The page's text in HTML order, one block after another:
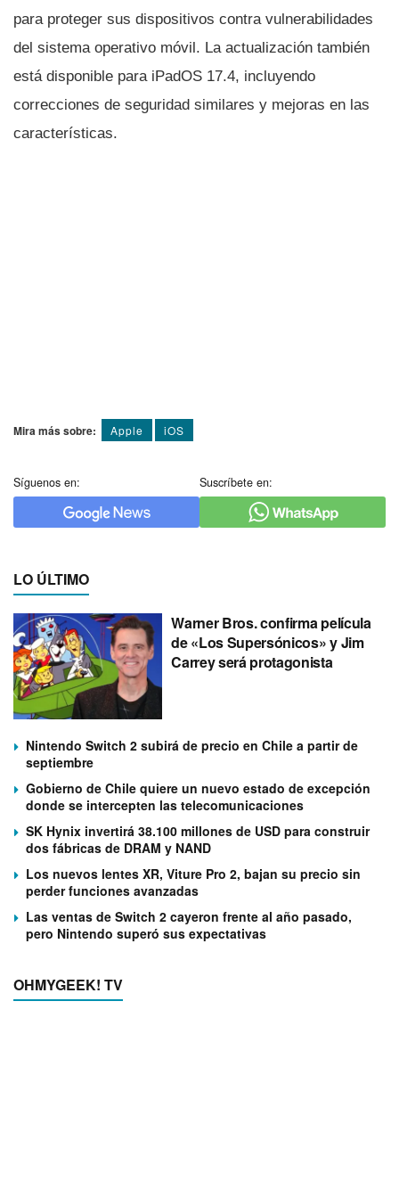
para proteger sus dispositivos contra vulnerabilidades
del sistema operativo móvil. La actualización también
está disponible para iPadOS 17.4, incluyendo
correcciones de seguridad similares y mejoras en las
características.
Mira más sobre: Apple iOS
Síguenos en: Suscríbete en:
LO ÚLTIMO
Warner Bros. confirma película
de «Los Supersónicos» y Jim
Carrey será protagonista
Nintendo Switch 2 subirá de precio en Chile a partir de
septiembre
Gobierno de Chile quiere un nuevo estado de excepción
donde se intercepten las telecomunicaciones
SK Hynix invertirá 38.100 millones de USD para construir
dos fábricas de DRAM y NAND
Los nuevos lentes XR, Viture Pro 2, bajan su precio sin
perder funciones avanzadas
Las ventas de Switch 2 cayeron frente al año pasado,
pero Nintendo superó sus expectativas
OHMYGEEK! TV